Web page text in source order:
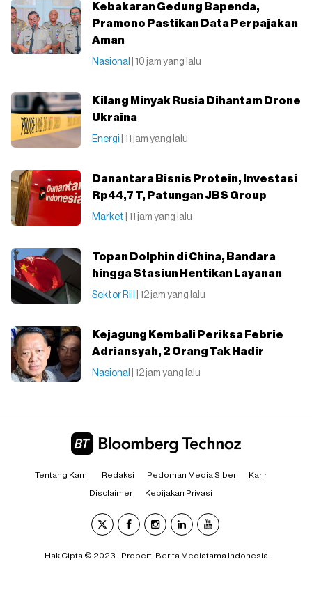
Kebakaran Gedung Bapenda,
Pramono Pastikan Data Perpajakan
Aman
Nasional | 10 jam yang lalu
Kilang Minyak Rusia Dihantam Drone
Ukraina
Energi | 11 jam yang lalu
Danantara Bisnis Protein, Investasi
Rp44,7 T, Patungan JBS Group
Market | 11 jam yang lalu
Topan Dolphin di China, Bandara
hingga Stasiun Hentikan Layanan
Sektor Riil | 12 jam yang lalu
Kejagung Kembali Periksa Febrie
Adriansyah, 2 Orang Tak Hadir
Nasional | 12 jam yang lalu
Tentang Kami Redaksi Pedoman Media Siber Karir
Disclaimer Kebijakan Privasi
Hak Cipta © 2023 - Properti Berita Mediatama Indonesia